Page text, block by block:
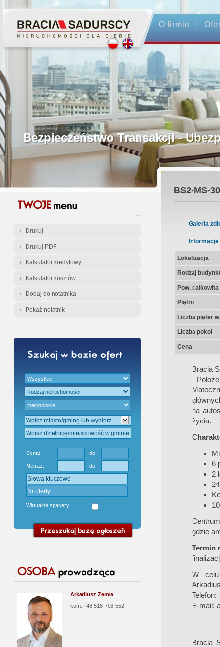
O firmie
Profesjonalne Pośrednictwo
Bezpieczeństwo Transakcji -
Licencjonowani Pośrednicy
Gwarancja Zwrotu Zadatku
Gratis - Przedwstępna Umowa
Drukuj
Drukuj PDF
Kalkulator kredytowy
Kalkulator kosztów
Dodaj do notatnika
Pokaż notatnik
Cena: do:
Metraż: do:
Wirtualne spacery
Arkadiusz Zemła
kom: +48 518-706-552
BS2-MS-
Galeria
Informacje
Lokalizacja
Rodzaj
Pow.
Piętro
Liczba pięter
Liczba pokoi
Cena
Bracia
.
na
życia.
6
2
gdzie
Termin
W celu
Telefon:
E-mail:
Bracia